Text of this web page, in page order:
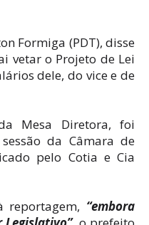
Formiga (PDT), disse
vetar o Projeto de Lei
dele, do vice e de
Mesa Diretora, foi
da Câmara de
pelo Cotia e Cia
reportagem, “embora